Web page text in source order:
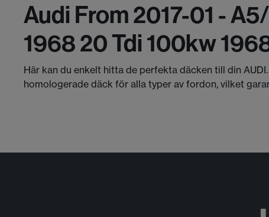
Audi From 2017-01 -
1968 20 Tdi 100kw
Här kan du enkelt hitta de perfekta däcken till din
homologerade däck för alla typer av fordon, vilket